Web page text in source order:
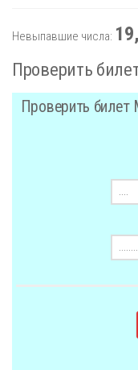
Невыпавшие числа:
Проверить
Проверить билет